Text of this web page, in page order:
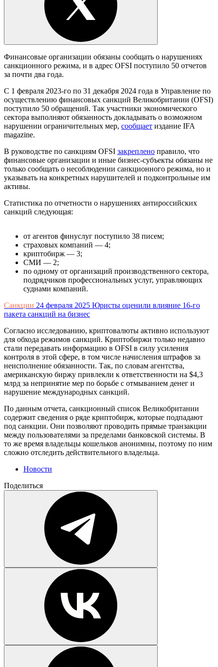
Финансовые организации обязаны сообщать о нарушениях
санкционного режима, и в адрес OFSI поступило 50 отчетов
за почти два года.
С 1 февраля 2023-го по 31 декабря 2024 года в Управление по
осуществлению финансовых санкций Великобритании (OFSI)
поступило 50 обращений. Так участники экономического
сектора выполняют обязанность докладывать о возможном
нарушении ограничительных мер, сообщает издание IFA
magazine.
В руководстве по санкциям OFSI закреплено правило, что
финансовые организации и иные бизнес-субъекты обязаны не
только сообщать о несоблюдении санкционного режима, но и
указывать на конкретных нарушителей и подконтрольные им
активы.
Статистика по отчетности о нарушениях антироссийских
санкций следующая:
от агентов финуслуг поступило 38 писем;
страховых компаний — 4;
криптобирж — 3;
СМИ — 2;
по одному от организаций производственного сектора,
подрядчиков профессиональных услуг, управляющих
суднами компаний.
Санкции 24 февраля 2025 Юристы оценили влияние 16-го
пакета санкций на бизнес
Согласно исследованию, криптовалюты активно используют
для обхода режимов санкций. Криптобиржи только недавно
стали передавать информацию в OFSI в силу усиления
контроля в этой сфере, в том числе начисления штрафов за
неисполнение обязанности. Так, по словам агентства,
американскую биржу привлекли к ответственности на $4,3
млрд за непринятие мер по борьбе с отмыванием денег и
нарушение международных санкций.
По данным отчета, санкционный список Великобритании
содержит сведения о ряде криптобирж, которые подпадают
под санкции. Они позволяют проводить прямые транзакции
между пользователями за пределами банковской системы. В
то же время владельцы кошельков анонимны, поэтому по ним
сложно отследить действительного владельца.
Новости
Поделиться